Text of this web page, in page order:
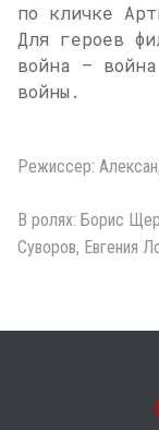
по кличке
Для героев
война —
войны.
Режиссер:
В ролях: Борис
Суворов, Евгения